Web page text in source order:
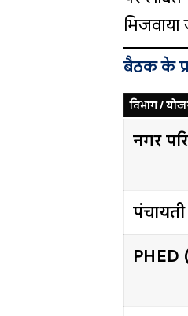
भिजवाया
बैठक के
विभाग /
नगर